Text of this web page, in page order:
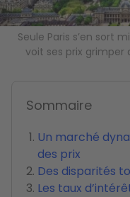
Seule Paris s’en sort
voit ses prix grimper
Sommaire
Un marché
des prix
Des disparités
Les taux